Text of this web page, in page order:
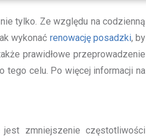
tylko. Ze względu na codzienną
wykonać renowację posadzki, by
prawidłowe przeprowadzenie
tego celu. Po więcej informacji na
zmniejszenie częstotliwości